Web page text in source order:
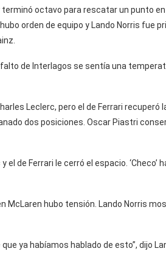
terminó octavo para rescatar un punto
orden de equipo y Lando Norris fue
de Interlagos se sentía una
Leclerc, pero el de Ferrari recuperó
dos posiciones. Oscar Piastri
de Ferrari le cerró el espacio. ‘Checo’
McLaren hubo tensión. Lando Norris
ya habíamos hablado de esto”, dijo